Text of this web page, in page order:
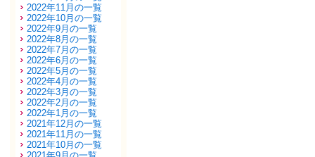
2022年11月の一覧
2022年10月の一覧
2022年9月の一覧
2022年8月の一覧
2022年7月の一覧
2022年6月の一覧
2022年5月の一覧
2022年4月の一覧
2022年3月の一覧
2022年2月の一覧
2022年1月の一覧
2021年12月の一覧
2021年11月の一覧
2021年10月の一覧